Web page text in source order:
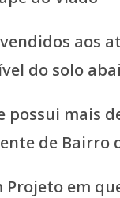
do solo
mais
de Bairro
em